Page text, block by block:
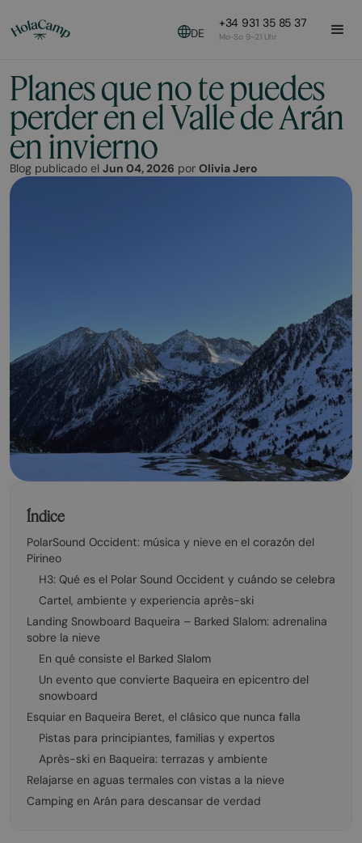
DE
+34 931 35 85 37
Mo-So 9-21 Uhr
Planes que no te puedes
perder en el Valle de Arán
en invierno
Blog publicado el Jun 04, 2026 por Olivia Jero
Índice
PolarSound Occident: música y nieve en el corazón del
Pirineo
H3: Qué es el Polar Sound Occident y cuándo se celebra
Cartel, ambiente y experiencia après-ski
Landing Snowboard Baqueira – Barked Slalom: adrenalina
sobre la nieve
En qué consiste el Barked Slalom
Un evento que convierte Baqueira en epicentro del
snowboard
Esquiar en Baqueira Beret, el clásico que nunca falla
Pistas para principiantes, familias y expertos
Après-ski en Baqueira: terrazas y ambiente
Relajarse en aguas termales con vistas a la nieve
Camping en Arán para descansar de verdad